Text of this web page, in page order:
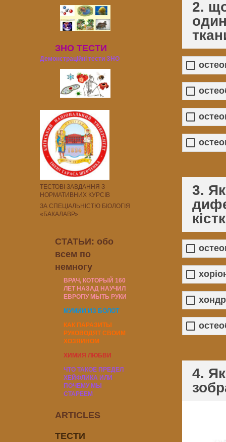
ЗНО ТЕСТИ
Демонстраційні тести ЗНО
ТЕСТОВІ ЗАВДАННЯ З
НОРМАТИВНИХ КУРСІВ
ЗА СПЕЦІАЛЬНІСТЮ БІОЛОГІЯ
«БАКАЛАВР»
СТАТЬИ: обо
всем по
немногу
ВРАЧ, КОТОРЫЙ 160
ЛЕТ НАЗАД НАУЧИЛ
ЕВРОПУ МЫТЬ РУКИ
МУМИИ ИЗ БОЛОТ
КАК ПАРАЗИТЫ
РУКОВОДЯТ СВОИМ
ХОЗЯИНОМ
ХИМИЯ ЛЮБВИ
ЧТО ТАКОЕ ПРЕДЕЛ
ХЕЙФЛИКА ИЛИ
ПОЧЕМУ МЫ
СТАРЕЕМ
ARTICLES
ТЕСТИ
2.
3.
4.